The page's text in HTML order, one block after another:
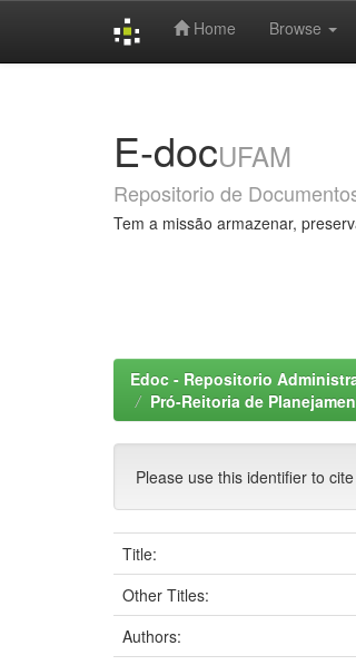
Home Browse
E-docUFAM
Repositorio de
Tem a missão armazenar,
Edoc - Repositorio
Pró-Reitoria de
Please use this identifier to
Title:
Other Titles:
Authors: